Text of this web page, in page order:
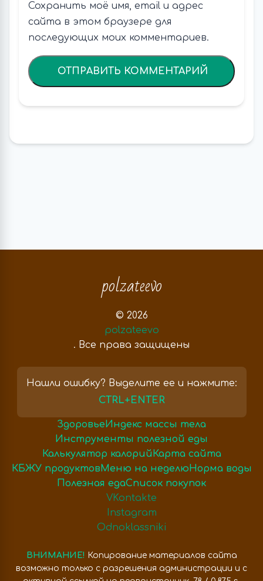
Сохранить моё имя, email и адрес
сайта в этом браузере для
последующих моих комментариев.
polzateevo
© 2026
polzateevo
. Все права защищены
Нашли ошибку? Выделите ее и нажмите:
CTRL+ENTER
Здоровье Индекс массы тела
Инструменты полезной еды
Калькулятор калорий Карта сайта
КБЖУ продуктов Меню на неделю Норма воды
Полезная едаСписок покупок
VKontakte
Instagram
Odnoklassniki
ВНИМАНИЕ! Копирование материалов сайта
возможно только с разрешения администрации и с